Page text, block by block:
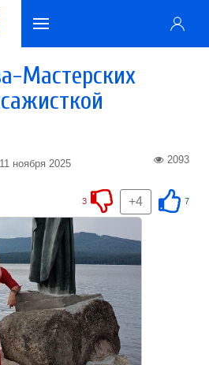
Мастерских
11 ноября 2025 2093
7
+4
3